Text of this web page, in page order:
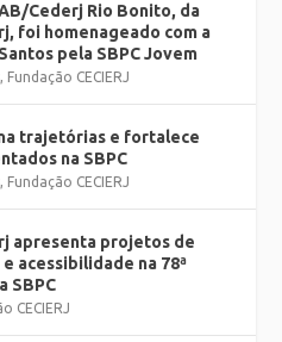
Cederj Rio Bonito, da
foi homenageado com a
pela SBPC Jovem
, Fundação CECIERJ
trajetórias e fortalece
na SBPC
, Fundação CECIERJ
apresenta projetos de
acessibilidade na 78ª
SBPC
CECIERJ